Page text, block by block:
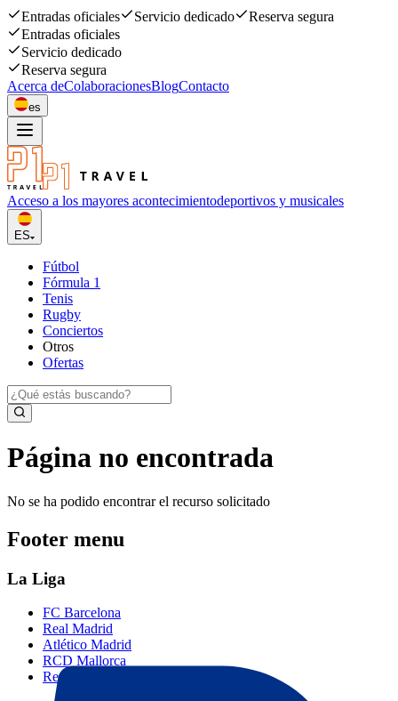
Entradas oficiales Servicio dedicado
Reserva segura
Entradas oficiales
Servicio dedicado
Reserva segura
Acerca deColaboracionesBlogContacto
es
Acceso a los mayores acontecimientodeportivos y musicales
ES
Fútbol
Fórmula 1
Tenis
Rugby
Conciertos
Otros
Ofertas
Página no encontrada
No se ha podido encontrar el recurso solicitado
Footer menu
La Liga
FC Barcelona
Real Madrid
Atlético Madrid
RCD Mallorca
Real Betis